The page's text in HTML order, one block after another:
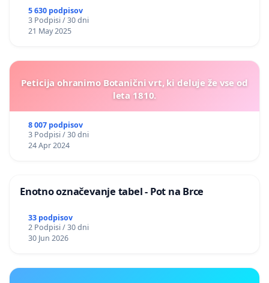
5 630 podpisov
3 Podpisi / 30 dni
21 May 2025
Peticija ohranimo Botanični vrt, ki deluje že vse od
leta 1810.
8 007 podpisov
3 Podpisi / 30 dni
24 Apr 2024
Enotno označevanje tabel - Pot na Brce
33 podpisov
2 Podpisi / 30 dni
30 Jun 2026